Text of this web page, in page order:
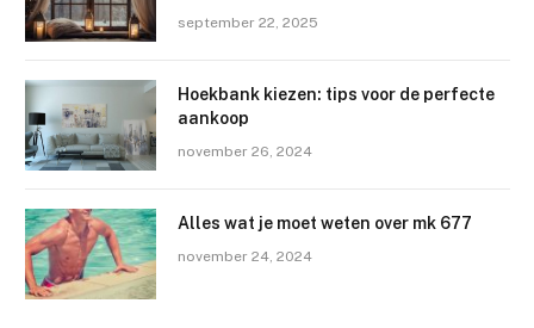
september 22, 2025
Hoekbank kiezen: tips voor de perfecte
aankoop
november 26, 2024
Alles wat je moet weten over mk 677
november 24, 2024